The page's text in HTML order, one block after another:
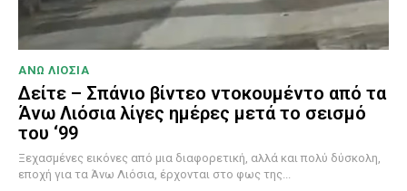
ΑΝΩ ΛΙΟΣΙΑ
Δείτε – Σπάνιο βίντεο ντοκουμέντο από τα
Άνω Λιόσια λίγες ημέρες μετά το σεισμό
του ‘99
Ξεχασμένες εικόνες από μια διαφορετική, αλλά και πολύ δύσκολη,
εποχή για τα Άνω Λιόσια, έρχονται στο φως της...